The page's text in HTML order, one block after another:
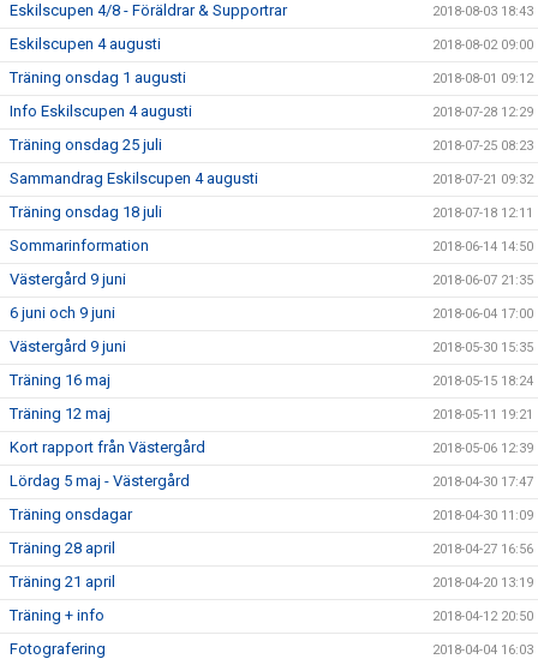
Eskilscupen 4/8 - Föräldrar & Supportrar 2018-08-03 18:43
Eskilscupen 4 augusti 2018-08-02 09:00
Träning onsdag 1 augusti 2018-08-01 09:12
Info Eskilscupen 4 augusti 2018-07-28 12:29
Träning onsdag 25 juli 2018-07-25 08:23
Sammandrag Eskilscupen 4 augusti 2018-07-21 09:32
Träning onsdag 18 juli 2018-07-18 12:11
Sommarinformation 2018-06-14 14:50
Västergård 9 juni 2018-06-07 21:35
6 juni och 9 juni 2018-06-04 17:00
Västergård 9 juni 2018-05-30 15:35
Träning 16 maj 2018-05-15 18:24
Träning 12 maj 2018-05-11 19:21
Kort rapport från Västergård 2018-05-06 12:39
Lördag 5 maj - Västergård 2018-04-30 17:47
Träning onsdagar 2018-04-30 11:09
Träning 28 april 2018-04-27 16:56
Träning 21 april 2018-04-20 13:19
Träning + info 2018-04-12 20:50
Fotografering 2018-04-04 16:03